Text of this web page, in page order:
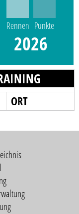
Rennen Punkte
2026
ORT